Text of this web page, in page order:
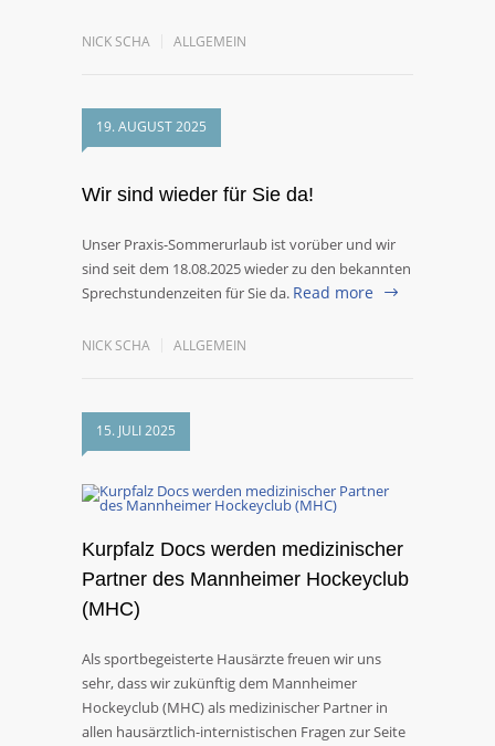
NICK SCHA ALLGEMEIN
19. AUGUST 2025
Wir sind wieder für Sie da!
Unser Praxis-Sommerurlaub ist vorüber und wir
sind seit dem 18.08.2025 wieder zu den bekannten
Sprechstundenzeiten für Sie da. Read more
NICK SCHA ALLGEMEIN
15. JULI 2025
Kurpfalz Docs werden medizinischer
Partner des Mannheimer Hockeyclub
(MHC)
Als sportbegeisterte Hausärzte freuen wir uns
sehr, dass wir zukünftig dem Mannheimer
Hockeyclub (MHC) als medizinischer Partner in
allen hausärztlich-internistischen Fragen zur Seite